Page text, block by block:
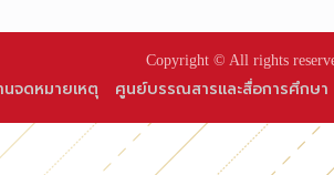
Copyright © All rights
นจดหมายเหตุ ศูนย์บรรณสารและสื่อการศึกษา